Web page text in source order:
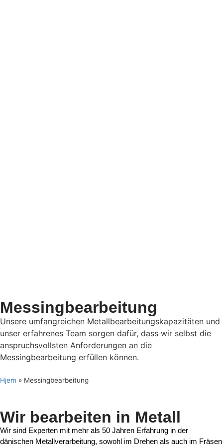
Messingbearbeitung
Unsere umfangreichen Metallbearbeitungskapazitäten und
unser erfahrenes Team sorgen dafür, dass wir selbst die
anspruchsvollsten Anforderungen an die
Messingbearbeitung erfüllen können.
Hjem » Messingbearbeitung
Wir bearbeiten in Metall
Wir sind Experten mit mehr als 50 Jahren Erfahrung in der dänischen
Metallverarbeitung, sowohl im Drehen als auch im Fräsen von